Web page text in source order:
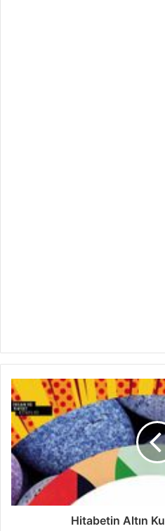
Hitabetin Altın